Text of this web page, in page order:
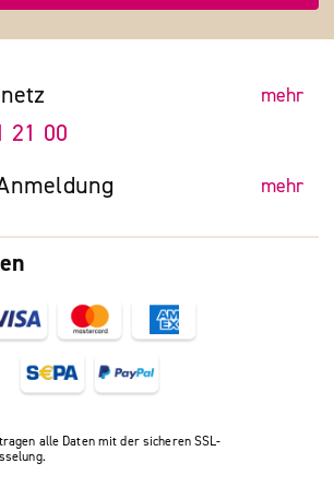
alle Daten mit der sicheren SSL-
mehr
21 00
mehr